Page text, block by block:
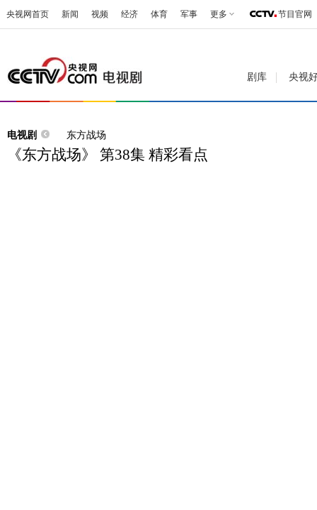
央视网首页 新闻 视频 经济 体育 军事 更多 节目官网
剧库 央视
电视剧 东方战场
《东方战场》 第38集 精彩看点